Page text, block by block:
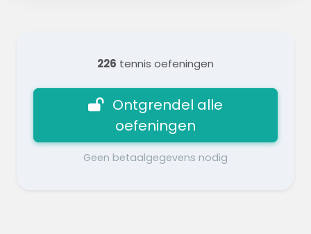
226 tennis oefeningen
Ontgrendel alle
oefeningen
Geen betaalgegevens nodig